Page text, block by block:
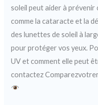
soleil peut aider à prévenir
comme la cataracte et la
des lunettes de soleil à
pour protéger vos yeux.
UV et comment elle peut
contactez